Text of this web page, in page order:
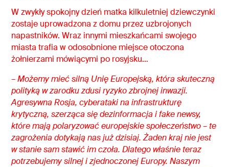
W zwykły spokojny dzień matka kilkuletniej dziewczynki
zostaje uprowadzona z domu przez uzbrojonych
napastników. Wraz innymi mieszkańcami swojego
miasta trafia w odosobnione miejsce otoczona
żołnierzami mówiącymi po rosyjsku…
– Możemy mieć silną Unię Europejską, która skuteczną
polityką w zarodku zdusi ryzyko zbrojnej inwazji.
Agresywna Rosja, cyberataki na infrastrukturę
krytyczną, szerząca się dezinformacja i fake newsy,
które mają polaryzować europejskie społeczeństwo – te
zagrożenia dotykają nas już dzisiaj. Żaden kraj nie jest
w stanie sam stawić im czoła. Dlatego właśnie teraz
potrzebujemy silnej i zjednoczonej Europy. Naszym